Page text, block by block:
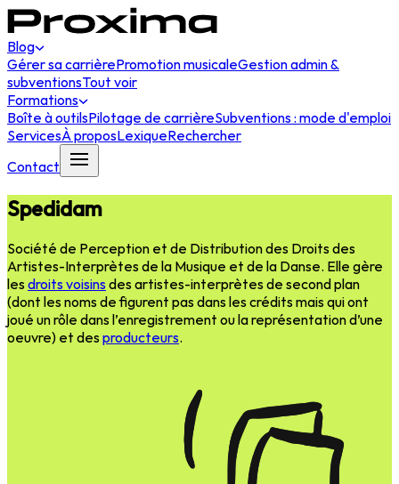
Blog
Gérer sa carrièrePromotion musicaleGestion admin &
subventionsTout voir
Formations
Boîte à outilsPilotage de carrièreSubventions : mode d'emploi
ServicesÀ proposLexiqueRechercher
Contact
Spedidam
Société de Perception et de Distribution des Droits des
Artistes-Interprètes de la Musique et de la Danse. Elle gère
les droits voisins des artistes-interprètes de second plan
(dont les noms de figurent pas dans les crédits mais qui ont
joué un rôle dans l’enregistrement ou la représentation d’une
oeuvre) et des producteurs.